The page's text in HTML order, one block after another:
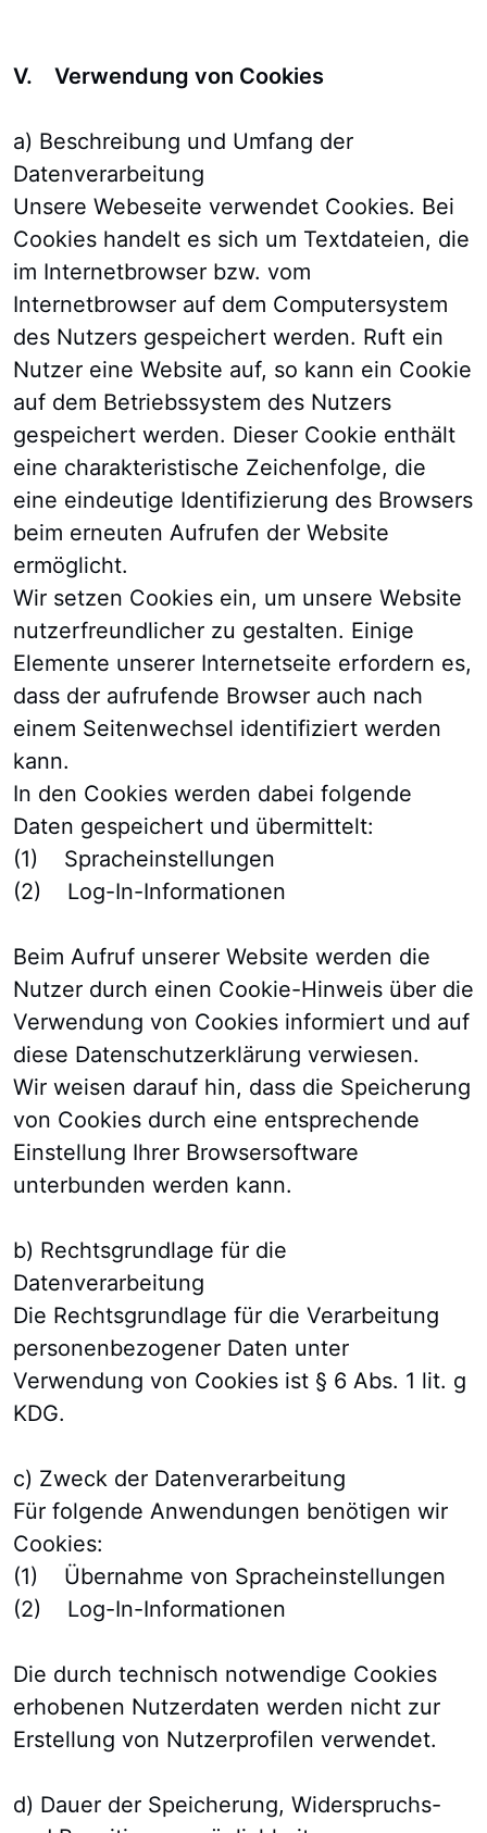
V. Verwendung von Cookies
a) Beschreibung und Umfang der
Datenverarbeitung
Unsere Webeseite verwendet Cookies. Bei
Cookies handelt es sich um Textdateien, die
im Internetbrowser bzw. vom
Internetbrowser auf dem Computersystem
des Nutzers gespeichert werden. Ruft ein
Nutzer eine Website auf, so kann ein Cookie
auf dem Betriebssystem des Nutzers
gespeichert werden. Dieser Cookie enthält
eine charakteristische Zeichenfolge, die
eine eindeutige Identifizierung des Browsers
beim erneuten Aufrufen der Website
ermöglicht.
Wir setzen Cookies ein, um unsere Website
nutzerfreundlicher zu gestalten. Einige
Elemente unserer Internetseite erfordern es,
dass der aufrufende Browser auch nach
einem Seitenwechsel identifiziert werden
kann.
In den Cookies werden dabei folgende
Daten gespeichert und übermittelt:
(1) Spracheinstellungen
(2) Log-In-Informationen
Beim Aufruf unserer Website werden die
Nutzer durch einen Cookie-Hinweis über die
Verwendung von Cookies informiert und auf
diese Datenschutzerklärung verwiesen.
Wir weisen darauf hin, dass die Speicherung
von Cookies durch eine entsprechende
Einstellung Ihrer Browsersoftware
unterbunden werden kann.
b) Rechtsgrundlage für die
Datenverarbeitung
Die Rechtsgrundlage für die Verarbeitung
personenbezogener Daten unter
Verwendung von Cookies ist § 6 Abs. 1 lit. g
KDG.
c) Zweck der Datenverarbeitung
Für folgende Anwendungen benötigen wir
Cookies:
(1) Übernahme von Spracheinstellungen
(2) Log-In-Informationen
Die durch technisch notwendige Cookies
erhobenen Nutzerdaten werden nicht zur
Erstellung von Nutzerprofilen verwendet.
d) Dauer der Speicherung, Widerspruchs-